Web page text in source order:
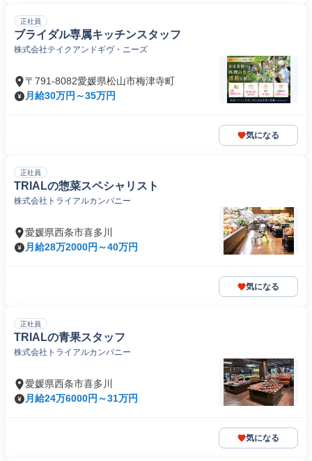
正社員
ブライダル専属キッチンスタッフ
株式会社テイクアンドギヴ・ニーズ
〒791-8082愛媛県松山市梅津寺町
月給30万円～35万円
気になる
正社員
TRIALの惣菜スペシャリスト
株式会社トライアルカンパニー
愛媛県西条市喜多川
月給28万2000円～40万円
気になる
正社員
TRIALの青果スタッフ
株式会社トライアルカンパニー
愛媛県西条市喜多川
月給24万6000円～31万円
気になる